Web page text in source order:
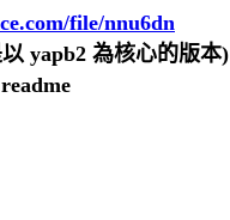
file/nnu6dn
為核心的版本)